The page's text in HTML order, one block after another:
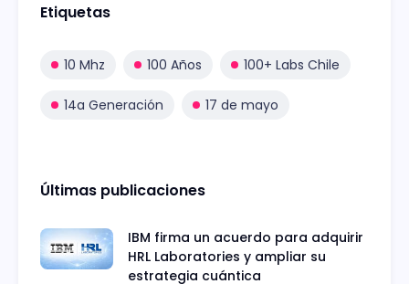
Etiquetas
10 Mhz 100 Años 100+ Labs Chile
14a Generación 17 de mayo
Últimas publicaciones
IBM firma un acuerdo para adquirir
HRL Laboratories y ampliar su
estrategia cuántica